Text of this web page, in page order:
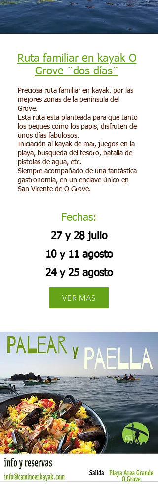
Ruta familiar en kayak O
Grove ¨dos días¨
Preciosa ruta familiar en kayak, por las
mejores zonas de la península del
Grove.
​Esta ruta esta planteada para que tanto
los peques como los papis, disfruten de
unos días fabulosos.
​Iniciación al kayak de mar, juegos en la
playa, busqueda del tesoro, batalla de
pistolas de agua, etc.
​Siempre acompañado de una fantástica
gastronomía, en un enclave único en
San Vicente de O Grove.
Fechas:
27 y 28 julio
10 y 11 agosto
24 y 25 agosto
VER MAS